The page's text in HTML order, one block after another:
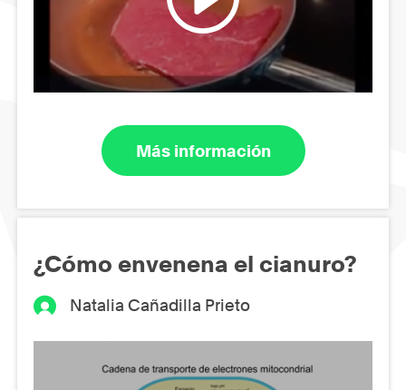
Más información
¿Cómo envenena el cianuro?
Natalia Cañadilla Prieto